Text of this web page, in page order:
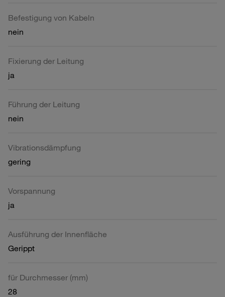
Befestigung von Kabeln
nein
Fixierung der Leitung
ja
Führung der Leitung
nein
Vibrationsdämpfung
gering
Vorspannung
ja
Ausführung der Innenfläche
Gerippt
für Durchmesser (mm)
28